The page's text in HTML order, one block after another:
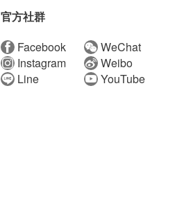
官方社群
Facebook
WeChat
Instagram
Weibo
Line
YouTube